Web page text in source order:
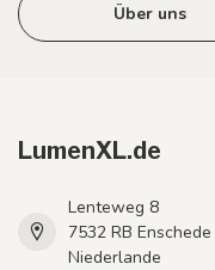
Über uns
LumenXL.de
Lenteweg 8
7532 RB Enschede
Niederlande